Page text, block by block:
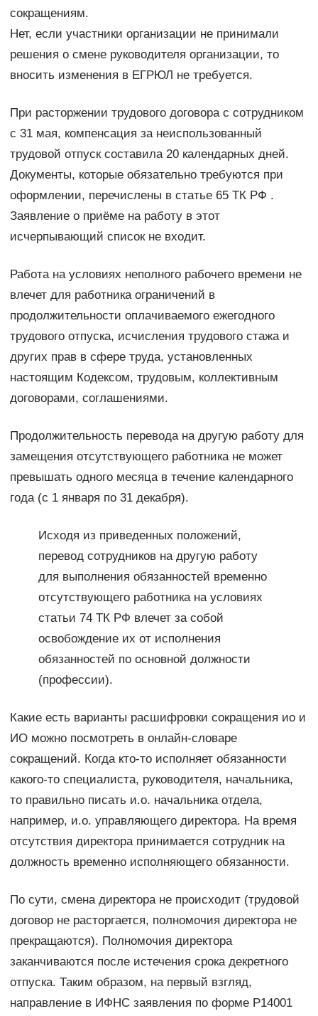
сокращениям.
Нет, если участники организации не принимали
решения о смене руководителя организации, то
вносить изменения в ЕГРЮЛ не требуется.
При расторжении трудового договора с сотрудником
с 31 мая, компенсация за неиспользованный
трудовой отпуск составила 20 календарных дней.
Документы, которые обязательно требуются при
оформлении, перечислены в статье 65 ТК РФ .
Заявление о приёме на работу в этот
исчерпывающий список не входит.
Работа на условиях неполного рабочего времени не
влечет для работника ограничений в
продолжительности оплачиваемого ежегодного
трудового отпуска, исчисления трудового стажа и
других прав в сфере труда, установленных
настоящим Кодексом, трудовым, коллективным
договорами, соглашениями.
Продолжительность перевода на другую работу для
замещения отсутствующего работника не может
превышать одного месяца в течение календарного
года (с 1 января по 31 декабря).
Исходя из приведенных положений,
перевод сотрудников на другую работу
для выполнения обязанностей временно
отсутствующего работника на условиях
статьи 74 ТК РФ влечет за собой
освобождение их от исполнения
обязанностей по основной должности
(профессии).
Какие есть варианты расшифровки сокращения ио и
ИО можно посмотреть в онлайн-словаре
сокращений. Когда кто-то исполняет обязанности
какого-то специалиста, руководителя, начальника,
то правильно писать и.о. начальника отдела,
например, и.о. управляющего директора. На время
отсутствия директора принимается сотрудник на
должность временно исполняющего обязанности.
По сути, смена директора не происходит (трудовой
договор не расторгается, полномочия директора не
прекращаются). Полномочия директора
заканчиваются после истечения срока декретного
отпуска. Таким образом, на первый взгляд,
направление в ИФНС заявления по форме Р14001